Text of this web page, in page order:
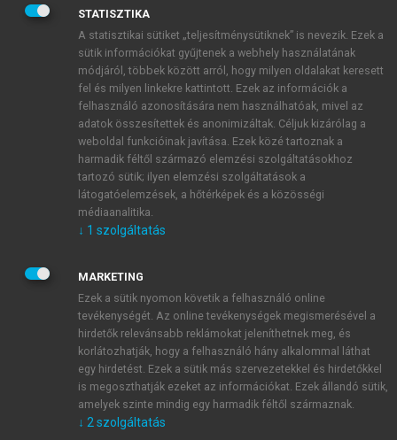
BELÉPÉS SAJÁT FIÓKKAL
ÚJ FIÓK LÉTREHOZÁSA
1 óra díjmentes hozzáférés
E-MAIL-CÍM
JELSZÓ
JELSZÓ ÚJRA
Kérek értesítést a MeRSZ újdonságairól, akcióiról.
Kérek értesítést az Akadémiai Kiadó Zrt. újdonságairól,
STATISZTIKA
A statisztikai sütiket „teljesítménysütiknek” is nevezik. Ezek a
sütik információkat gyűjtenek a webhely használatának
módjáról, többek között arról, hogy milyen oldalakat keresett
fel és milyen linkekre kattintott. Ezek az információk a
felhasználó azonosítására nem használhatóak, mivel az
adatok összesítettek és anonimizáltak. Céljuk kizárólag a
weboldal funkcióinak javítása. Ezek közé tartoznak a
harmadik féltől származó elemzési szolgáltatásokhoz
tartozó sütik; ilyen elemzési szolgáltatások a
látogatóelemzések, a hőtérképek és a közösségi
médiaanalitika.
↓ 1 szolgáltatás
MARKETING
Ezek a sütik nyomon követik a felhasználó online
tevékenységét. Az online tevékenységek megismerésével a
hirdetők relevánsabb reklámokat jeleníthetnek meg, és
korlátozhatják, hogy a felhasználó hány alkalommal láthat
egy hirdetést. Ezek a sütik más szervezetekkel és hirdetőkkel
is megoszthatják ezeket az információkat. Ezek állandó sütik,
amelyek szinte mindig egy harmadik féltől származnak.
↓ 2 szolgáltatás